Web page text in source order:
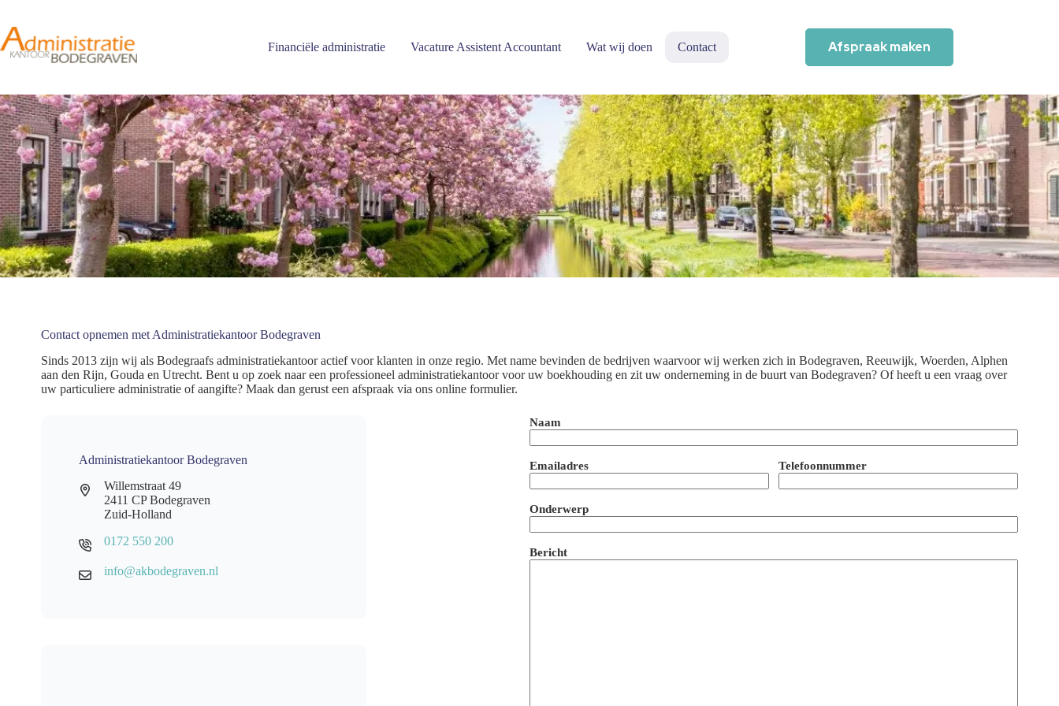
de
inhoud
Financiële administratie Vacature Assistent Accountant Wat wij doen Contact Afspraak maken
Contact opnemen met Administratiekantoor Bodegraven
Sinds 2013 zijn wij als Bodegraafs administratiekantoor actief voor klanten in onze regio. Met name bevinden de bedrijven waarvoor wij werken zich in Bodegraven, Reeuwijk, Woerden, Alphen
aan den Rijn, Gouda en Utrecht. Bent u op zoek naar een professioneel administratiekantoor voor uw boekhouding en zit uw onderneming in de buurt van Bodegraven? Of heeft u een vraag over
uw particuliere administratie of aangifte? Maak dan gerust een afspraak via ons online formulier.
Administratiekantoor Bodegraven
Willemstraat 49
2411 CP Bodegraven
Zuid-Holland
0172 550 200
info@akbodegraven.nl
Naam
Emailadres Telefoonnummer
Onderwerp
Bericht